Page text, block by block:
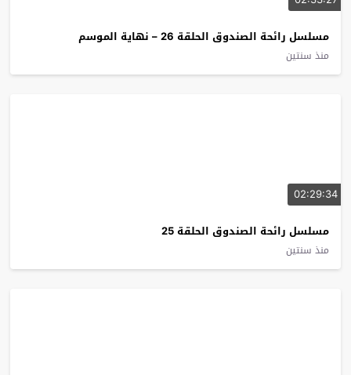
مسلسل رائحة الصندوق الحلقة 26 – نهاية الموسم
منذ سنتين
02:29:34
مسلسل رائحة الصندوق الحلقة 25
منذ سنتين